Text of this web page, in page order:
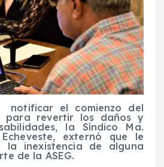
notificar el comienzo del
para revertir los daños y
la Síndico Ma.
externó que le
la inexistencia de alguna
de la ASEG.